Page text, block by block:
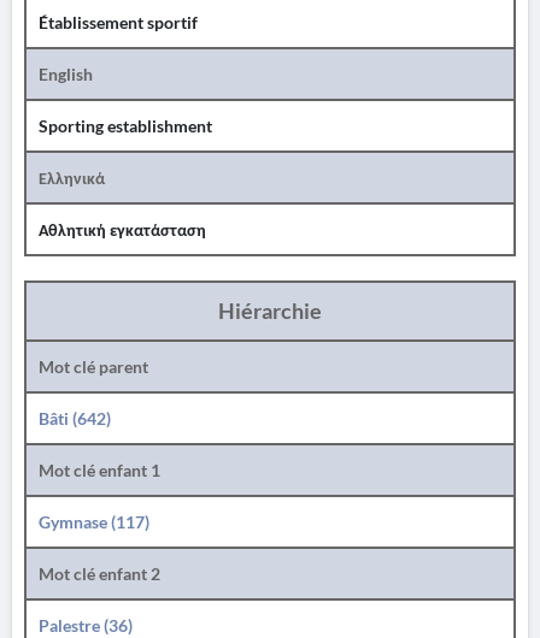
Établissement sportif
English
Sporting establishment
Ελληνικά
Αθλητική εγκατάσταση
Hiérarchie
Mot clé parent
Bâti (642)
Mot clé enfant 1
Gymnase (117)
Mot clé enfant 2
Palestre (36)